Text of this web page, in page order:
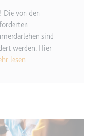
und
YouTube-
Die von den
sind
werden. Hier
lesen